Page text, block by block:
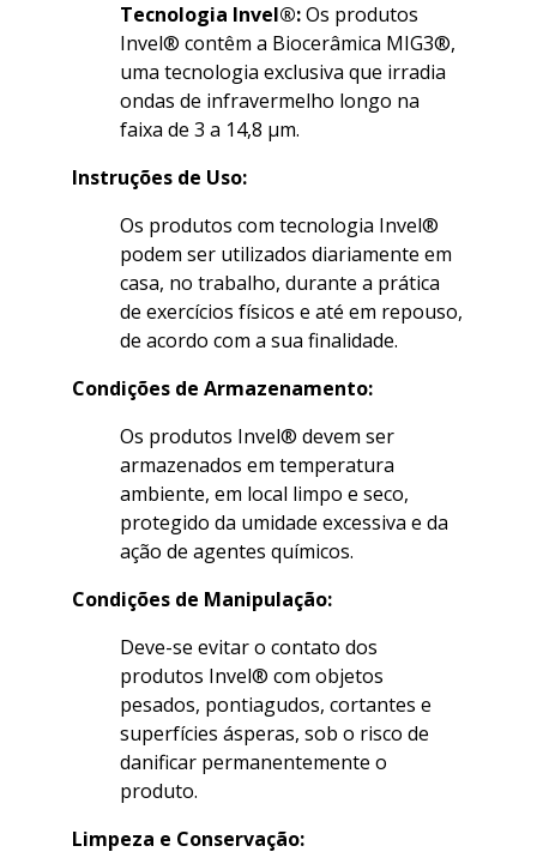
Tecnologia Invel®:Os produtos
Invel® contêm a Biocerâmica MIG3®,
uma tecnologia exclusiva que irradia
ondas de infravermelho longo na
faixa de 3 a 14,8 µm.
Instruções de Uso:
Os produtos com tecnologia Invel®
podem ser utilizados diariamente em
casa, no trabalho, durante a prática
de exercícios físicos e até em repouso,
de acordo com a sua finalidade.
Condições de Armazenamento:
Os produtos Invel® devem ser
armazenados em temperatura
ambiente, em local limpo e seco,
protegido da umidade excessiva e da
ação de agentes químicos.
Condições de Manipulação:
Deve-se evitar o contato dos
produtos Invel® com objetos
pesados, pontiagudos, cortantes e
superfícies ásperas, sob o risco de
danificar permanentemente o
produto.
Limpeza e Conservação: